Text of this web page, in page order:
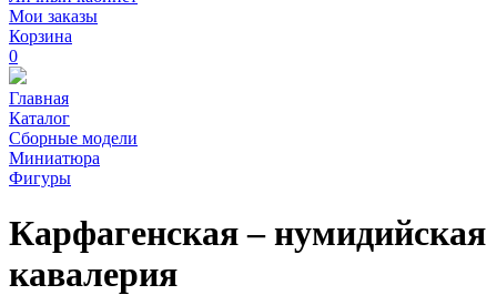
Мои заказы
Корзина
0
Главная
Каталог
Сборные модели
Миниатюра
Фигуры
Карфагенская – нумидийская
кавалерия